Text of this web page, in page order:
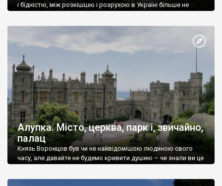
і бідністю, між розкішшю і розрухою в Україні більше не
Алупка. Місто, церква, парк і, звичайно,
палац
Князь Воронцов був чи не найвідомішою людиною свого
часу, але давайте не будемо кривити душею – чи знали ви це